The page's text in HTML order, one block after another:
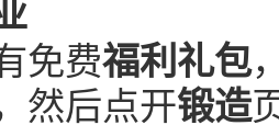
免费福利礼包
然后点开锻造